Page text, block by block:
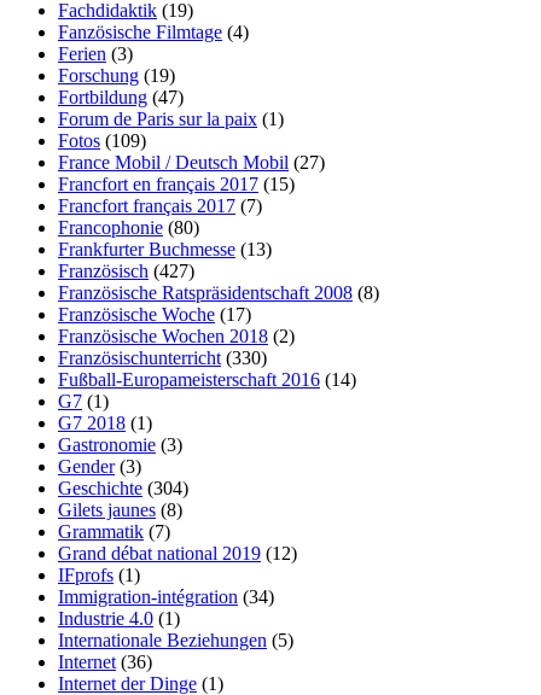
Fachdidaktik (19)
Fanzösische Filmtage (4)
Ferien (3)
Forschung (19)
Fortbildung (47)
Forum de Paris sur la paix (1)
Fotos (109)
France Mobil / Deutsch Mobil (27)
Francfort en français 2017 (15)
Francfort français 2017 (7)
Francophonie (80)
Frankfurter Buchmesse (13)
Französisch (427)
Französische Ratspräsidentschaft 2008 (8)
Französische Woche (17)
Französische Wochen 2018 (2)
Französischunterricht (330)
Fußball-Europameisterschaft 2016 (14)
G7 (1)
G7 2018 (1)
Gastronomie (3)
Gender(3)
Geschichte (304)
Gilets jaunes (8)
Grammatik (7)
Grand débat national 2019 (12)
IFprofs (1)
Immigration-intégration (34)
Industrie 4.0 (1)
Internationale Beziehungen (5)
Internet (36)
Internet der Dinge (1)